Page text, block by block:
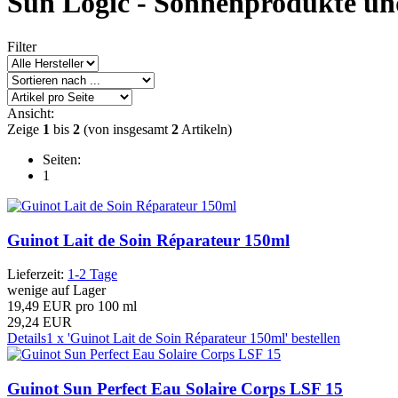
Filter
Ansicht:
Zeige 1 bis 2 (von insgesamt 2 Artikeln)
Seiten:
1
Guinot Lait de Soin Réparateur 150ml
Lieferzeit: 1-2 Tage
wenige auf Lager
19,49 EUR pro 100 ml
29,24 EUR
Details1 x 'Guinot Lait de Soin Réparateur 150ml' bestellen
Guinot Sun Perfect Eau Solaire Corps LSF 15